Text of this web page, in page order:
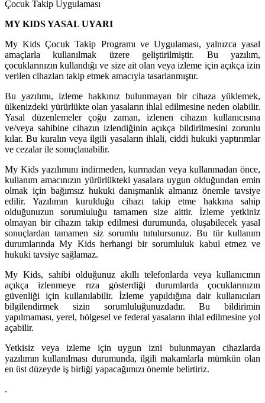
Çocuk Takip Uygulaması
MY KIDS YASAL UYARI
My Kids Çocuk Takip Programı ve Uygulaması, yalnızca yasal
amaçlarla kullanılmak üzere geliştirilmiştir. Bu yazılım,
çocuklarınızın kullandığı ve size ait olan veya izleme için açıkça izin
verilen cihazları takip etmek amacıyla tasarlanmıştır.
Bu yazılımı, izleme hakkınız bulunmayan bir cihaza yüklemek,
ülkenizdeki yürürlükte olan yasaların ihlal edilmesine neden olabilir.
Yasal düzenlemeler çoğu zaman, izlenen cihazın kullanıcısına
ve/veya sahibine cihazın izlendiğinin açıkça bildirilmesini zorunlu
kılar. Bu kuralın veya ilgili yasaların ihlali, ciddi hukuki yaptırımlar
ve cezalar ile sonuçlanabilir.
My Kids yazılımını indirmeden, kurmadan veya kullanmadan önce,
kullanım amacınızın yürürlükteki yasalara uygun olduğundan emin
olmak için bağımsız hukuki danışmanlık almanız önemle tavsiye
edilir. Yazılımın kurulduğu cihazı takip etme hakkına sahip
olduğunuzun sorumluluğu tamamen size aittir. İzleme yetkiniz
olmayan bir cihazın takip edilmesi durumunda, oluşabilecek yasal
sonuçlardan tamamen siz sorumlu tutulursunuz. Bu tür kullanım
durumlarında My Kids herhangi bir sorumluluk kabul etmez ve
hukuki tavsiye sağlamaz.
My Kids, sahibi olduğunuz akıllı telefonlarda veya kullanıcının
açıkça izlenmeye rıza gösterdiği durumlarda çocuklarınızın
güvenliği için kullanılabilir. İzleme yapıldığına dair kullanıcıları
bilgilendirmek sizin sorumluluğunuzdadır. Bu bildirimin
yapılmaması, yerel, bölgesel ve federal yasaların ihlal edilmesine yol
açabilir.
Yetkisiz veya izleme için uygun izni bulunmayan cihazlarda
yazılımın kullanılması durumunda, ilgili makamlarla mümkün olan
en üst düzeyde iş birliği yapacağımızı önemle belirtiriz.
.